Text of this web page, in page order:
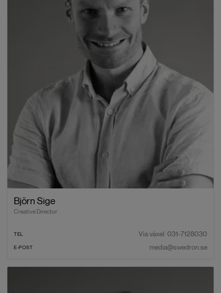
Björn Sige
Creative Director
TEL Via växel: 031-7128030
E-POST media@swedron.se